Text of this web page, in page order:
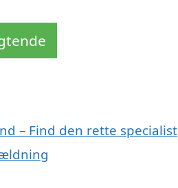
– Find den rette specialist